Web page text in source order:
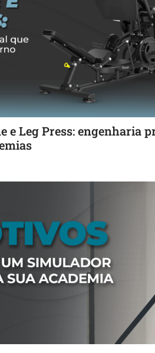
e Leg Press: engenharia